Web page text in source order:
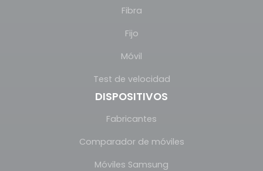
Fibra
Fijo
Móvil
Test de velocidad
DISPOSITIVOS
Fabricantes
Comparador de móviles
Móviles Samsung